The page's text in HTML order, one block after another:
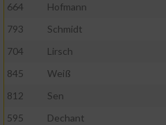
664
Hofmann
793
Schmidt
704
Lirsch
845
Weiß
812
Sen
595
Dechant